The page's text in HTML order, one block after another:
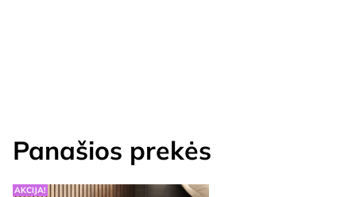
Panašios prekės
AKCIJA!